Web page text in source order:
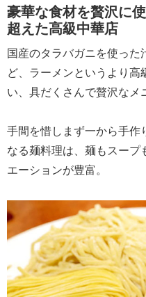
豪華な食材を贅沢に
超えた高級中華店
国産のタラバガニを使っ
ど、ラーメンというより
い、具だくさんで贅沢なメ
手間を惜しまず一から手作
なる麺料理は、麺もスープ
エーションが豊富。